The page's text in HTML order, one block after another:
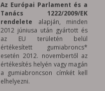
Az Európai Parlament és a
Tanács 1222/2009/EK
rendelete alapján, minden
2012 júniusa után gyártott és
az EU területén belül
értékesített gumiabroncs*
esetén 2012. novembertől az
értékesítés helyén vagy magán
a gumiabroncson címkét kell
elhelyezni.